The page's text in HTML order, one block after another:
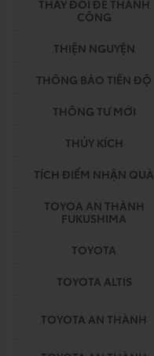
THAY ĐỔI ĐỂ THÀNH
CÔNG
THIỆN NGUYỆN
THÔNG BÁO TIẾN ĐỘ
THÔNG TƯ MỚI
THỦY KÍCH
TÍCH ĐIỂM NHẬN QUÀ
TOYOA AN THÀNH
FUKUSHIMA
TOYOTA
TOYOTA ALTIS
TOYOTA AN THÀNH